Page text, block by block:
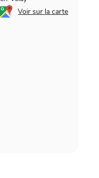
Voir sur la carte